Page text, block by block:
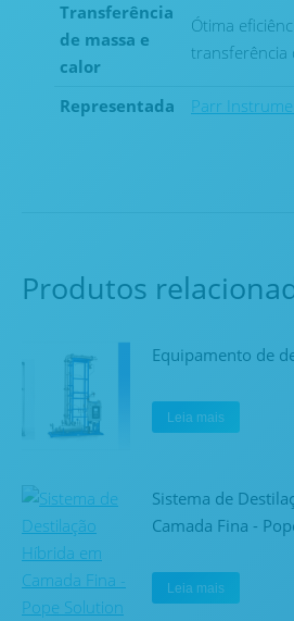
Transferência
de massa e
calor
Ótima
transferência
Representada Parr
Produtos
Equipamento de
Leia mais
Sistema de
Camada Fina -
Leia mais